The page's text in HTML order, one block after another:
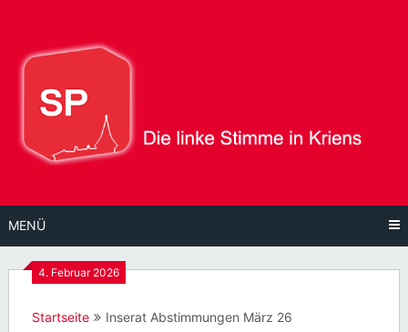
Inhalt
MENÜ
4. Februar 2026
Startseite Inserat Abstimmungen März 26